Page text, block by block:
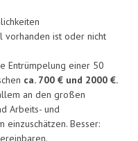
vorhanden ist oder nicht
Entrümpelung einer 50
ca. 700 € und 2000 €.
an den großen
Arbeits- und
einzuschätzen. Besser: